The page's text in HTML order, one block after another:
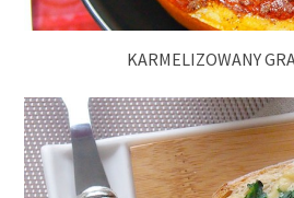
KARMELIZOWANY